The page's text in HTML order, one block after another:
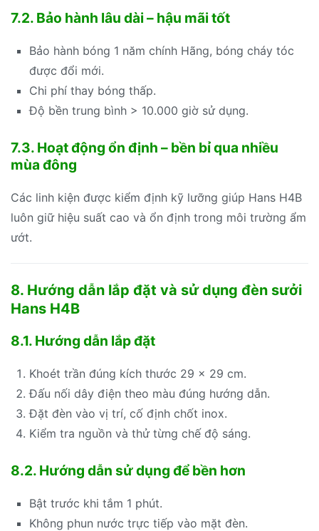
7.2. Bảo hành lâu dài – hậu mãi tốt
Bảo hành bóng 1 năm chính Hãng, bóng cháy tóc
được đổi mới.
Chi phí thay bóng thấp.
Độ bền trung bình > 10.000 giờ sử dụng.
7.3. Hoạt động ổn định – bền bỉ qua nhiều
mùa đông
Các linh kiện được kiểm định kỹ lưỡng giúp Hans H4B
luôn giữ hiệu suất cao và ổn định trong môi trường ẩm
ướt.
8. Hướng dẫn lắp đặt và sử dụng đèn sưởi
Hans H4B
8.1. Hướng dẫn lắp đặt
Khoét trần đúng kích thước 29 × 29 cm.
Đấu nối dây điện theo màu đúng hướng dẫn.
Đặt đèn vào vị trí, cố định chốt inox.
Kiểm tra nguồn và thử từng chế độ sáng.
8.2. Hướng dẫn sử dụng để bền hơn
Bật trước khi tắm 1 phút.
Không phun nước trực tiếp vào mặt đèn.